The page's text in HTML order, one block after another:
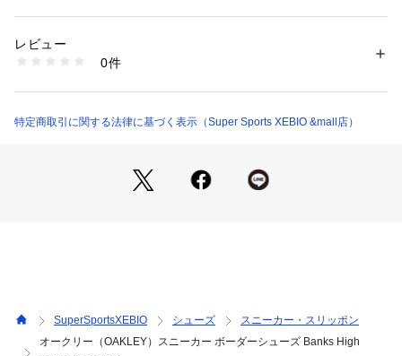
ドにも最適。くるぶし部分にはデボス加工でロゴ。サーフ/ス
ケートカルチャー向けに現代的にアレンジされた、Oakley の
異なる場合がありますが、あくまで目安のサイズになる為ご了
【商品の購入にあたっての注意事項】
※弊社独自の採寸・計量方法により計測を行っておりますた
容内とさせていただいております。
左右の紐に10cm以上の差がある場合はメールにてお問い合わ
商品番号：
10870114401 （ショップ）
レビュー
0件
特定商取引に関する法律に基づく表示（Super Sports XEBIO &mall店）
SuperSportsXEBIO シューズ
スニーカー・スリッポン
オークリー（OAKLEY）スニーカー ボーダーシューズ Banks High